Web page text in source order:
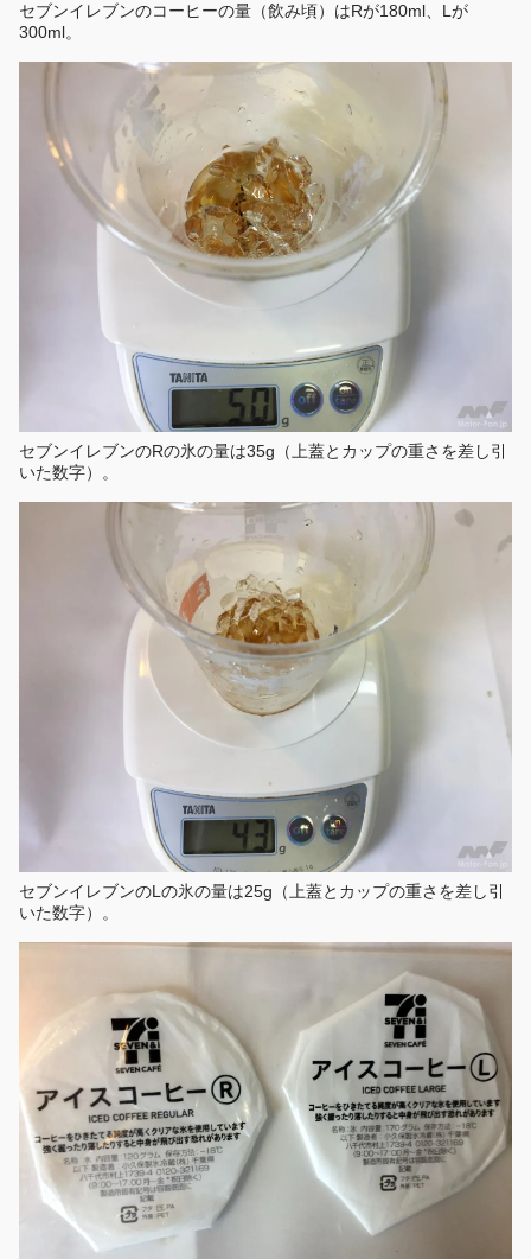
セブンイレブンのコーヒーの量（飲み頃）はRが180ml、Lが
300ml。
セブンイレブンのRの氷の量は35g（上蓋とカップの重さを差し引
いた数字）。
セブンイレブンのLの氷の量は25g（上蓋とカップの重さを差し引
いた数字）。